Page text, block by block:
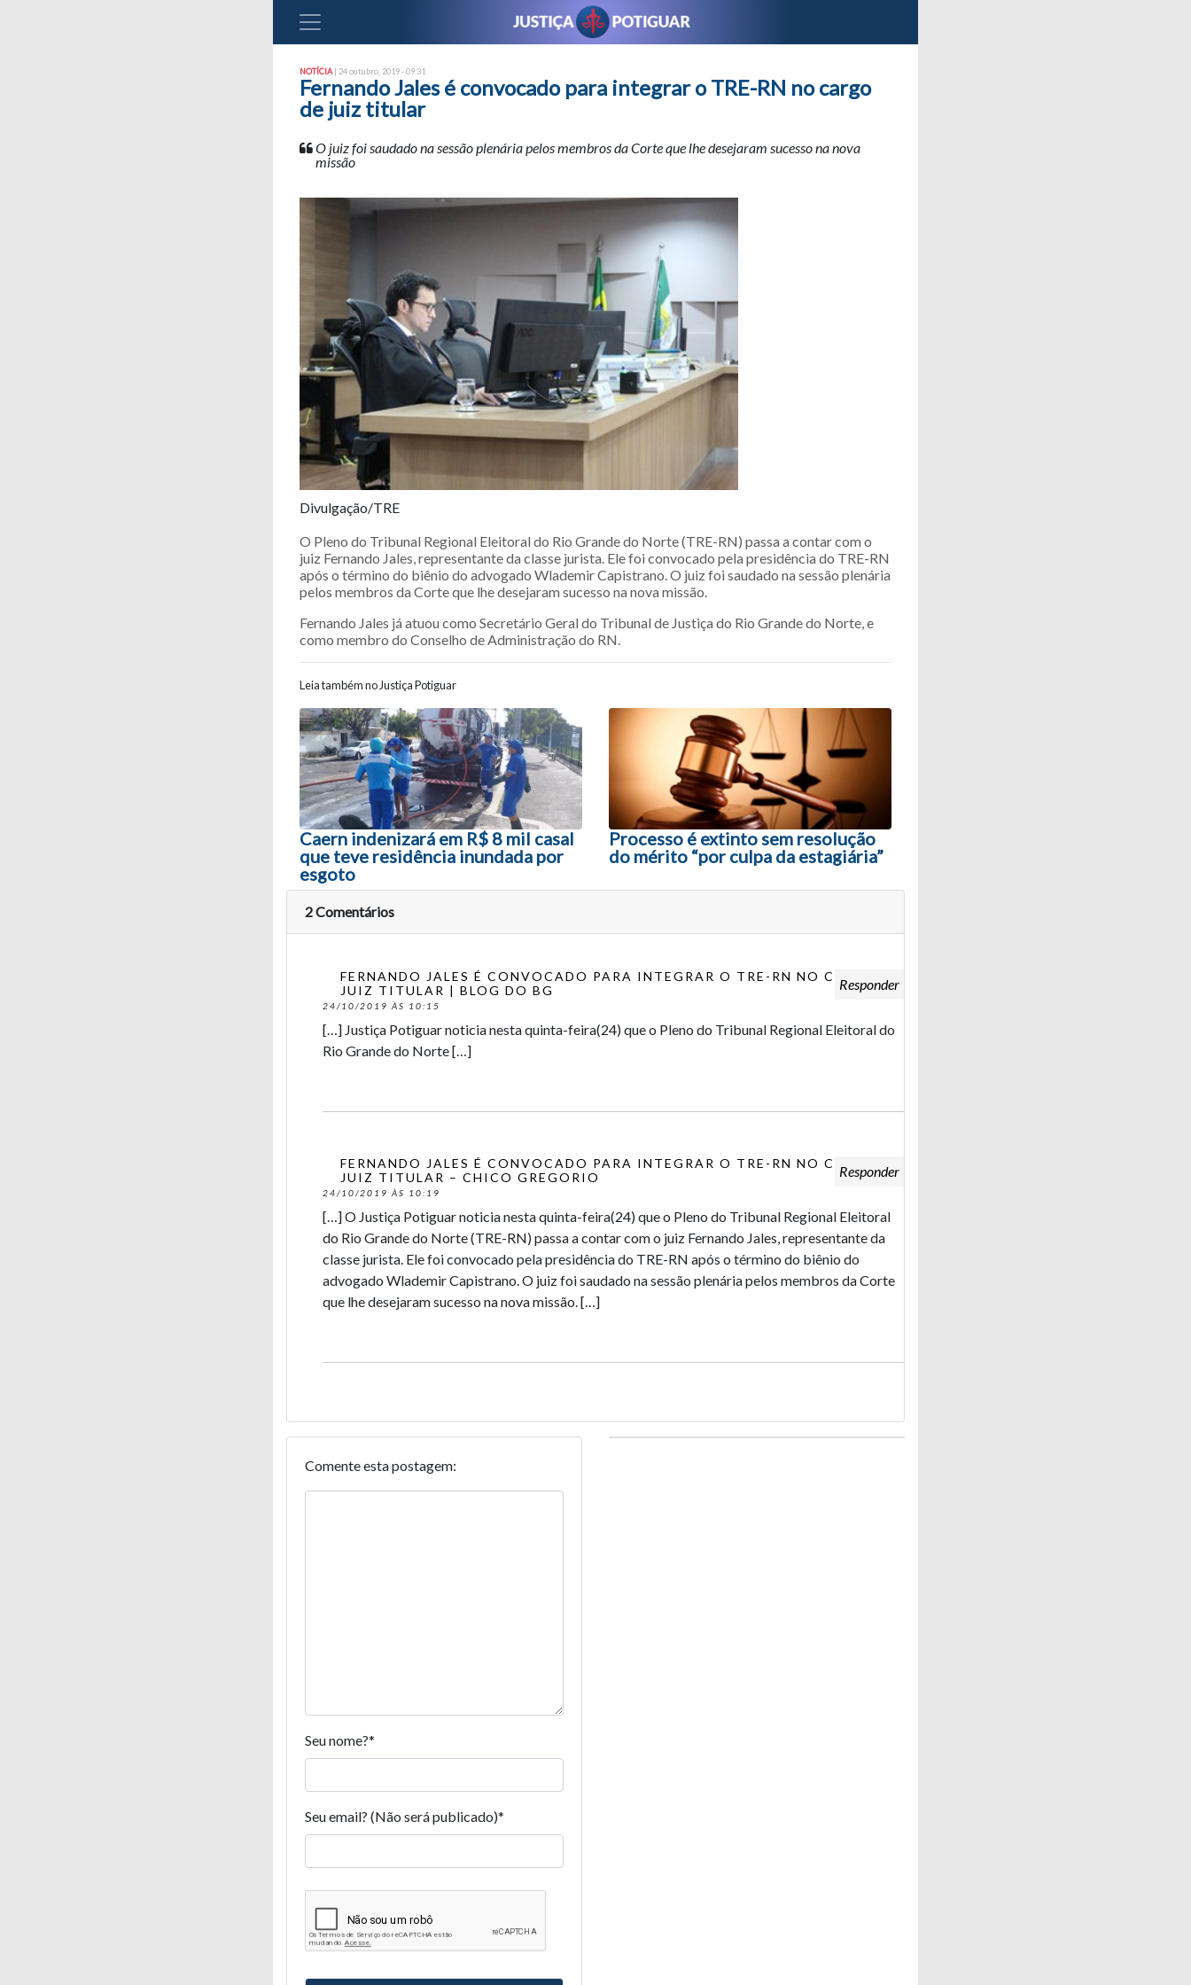
NOTÍCIA | 24 outubro, 2019 - 09:31
Fernando Jales é convocado para integrar o TRE-RN no cargo
de juiz titular
O juiz foi saudado na sessão plenária pelos membros da Corte que lhe desejaram sucesso na nova
missão
Divulgação/TRE
O Pleno do Tribunal Regional Eleitoral do Rio Grande do Norte (TRE-RN) passa a contar com o
juiz Fernando Jales, representante da classe jurista. Ele foi convocado pela presidência do TRE-RN
após o término do biênio do advogado Wlademir Capistrano. O juiz foi saudado na sessão plenária
pelos membros da Corte que lhe desejaram sucesso na nova missão.
Fernando Jales já atuou como Secretário Geral do Tribunal de Justiça do Rio Grande do Norte, e
como membro do Conselho de Administração do RN.
Leia também no Justiça Potiguar
Navegação entre posts
Caern indenizará em R$ 8 mil casal
que teve residência inundada por
esgoto
Processo é extinto sem resolução
do mérito “por culpa da estagiária”
2 Comentários
FERNANDO JALES É CONVOCADO PARA INTEGRAR O TRE-RN NO CARGO DE
JUIZ TITULAR | BLOG DO BG
24/10/2019 ÀS 10:15
[…] Justiça Potiguar noticia nesta quinta-feira(24) que o Pleno do Tribunal Regional Eleitoral do
Rio Grande do Norte […]
Responder
FERNANDO JALES É CONVOCADO PARA INTEGRAR O TRE-RN NO CARGO DE
JUIZ TITULAR – CHICO GREGORIO
24/10/2019 ÀS 10:19
[…] O Justiça Potiguar noticia nesta quinta-feira(24) que o Pleno do Tribunal Regional Eleitoral
do Rio Grande do Norte (TRE-RN) passa a contar com o juiz Fernando Jales, representante da
classe jurista. Ele foi convocado pela presidência do TRE-RN após o término do biênio do
advogado Wlademir Capistrano. O juiz foi saudado na sessão plenária pelos membros da Corte
que lhe desejaram sucesso na nova missão. […]
Responder
Comente esta postagem:
Seu nome?*
Seu email? (Não será publicado)*